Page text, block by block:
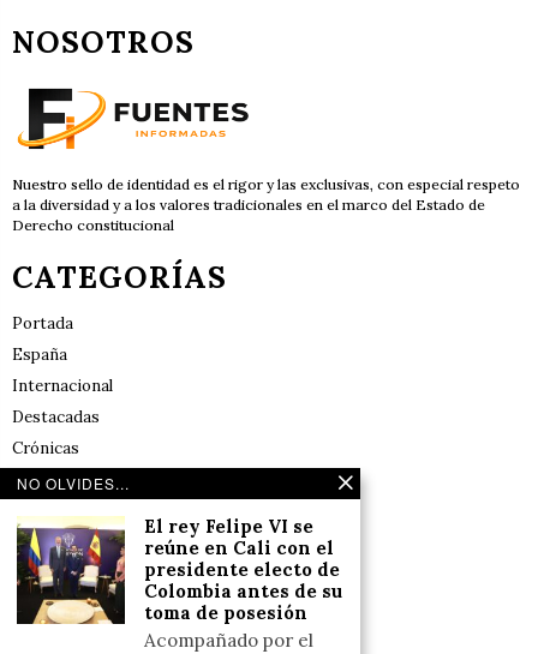
NOSOTROS
Nuestro sello de identidad es el rigor y las exclusivas, con especial respeto
a la diversidad y a los valores tradicionales en el marco del Estado de
Derecho constitucional
CATEGORÍAS
Portada
España
Internacional
Destacadas
Crónicas
Noticias de deportes en España
Reflexiones
LINKS
NO OLVIDES...
El rey Felipe VI se
reúne en Cali con el
presidente electo de
Colombia antes de su
toma de posesión
Acompañado por el